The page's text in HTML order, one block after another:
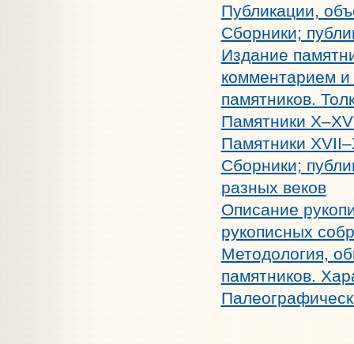
Публикации,
Сборники;
Издание
комментарием и
памятников.
Памятники
Памятники
Сборники;
разных веков
Описание
рукописных
Методология,
памятников.